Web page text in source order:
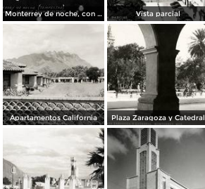
Monterrey de noche, con tempestad Vista parcial
Apartamentos California Plaza Zaragoza y Catedral